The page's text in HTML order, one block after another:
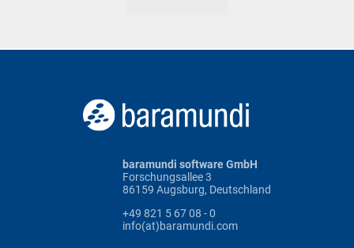
baramundi software GmbH
Forschungsallee 3
86159 Augsburg, Deutschland
+49 821 5 67 08 - 0
info(at)baramundi.com